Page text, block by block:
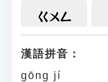
ㄍㄨㄥ
漢語拼音：
gōng jí